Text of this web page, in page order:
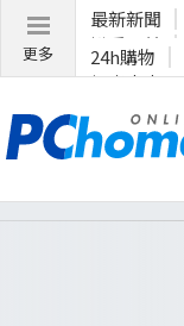
更多
最新新聞
揪愛公益
24h購物
投資人專區